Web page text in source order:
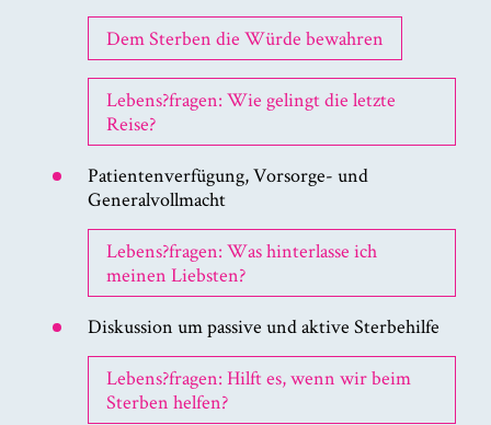
Dem Sterben die Würde bewahren
Lebens?fragen: Wie gelingt die letzte
Reise?
Patientenverfügung, Vorsorge- und
Generalvollmacht
Lebens?fragen: Was hinterlasse ich
meinen Liebsten?
Diskussion um passive und aktive Sterbehilfe
Lebens?fragen: Hilft es, wenn wir beim
Sterben helfen?